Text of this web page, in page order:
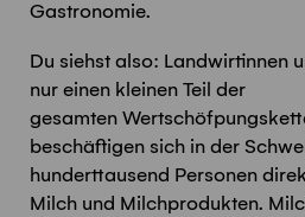
Gastronomie.
Du siehst also: Landwirtinnen
nur einen kleinen Teil der
gesamten
beschäftigen sich in der
hunderttausend Personen
Milch und Milchprodukten.